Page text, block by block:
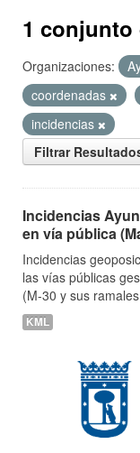
1 conjunto
Organizaciones:
coordenadas
incidencias
Filtrar
Incidencias
en vía pública
Incidencias
las vías públicas
(M-30 y sus
KML